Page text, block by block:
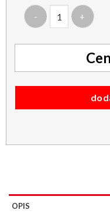
ilość plisa - diego perl
OPIS